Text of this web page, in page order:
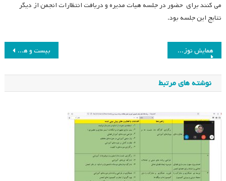
می کنند برای حضور در جلسه هیات مدیره و دریافت انتظارات انجمن از دیگر
نتایج این جلسه بود.
راهبری
نوشته
بیست و هشتمین جلسه هیئت مدیره انجمن مطالعات برنامه درسی ایران همایش نوزدهم انجمن با عنوان برنامه درسی و مسئولیت اجتماعی برگزار می شود
نوشته های مرتبط